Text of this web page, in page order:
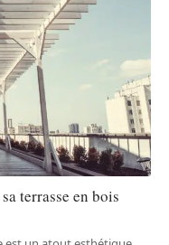
terrasse en bois